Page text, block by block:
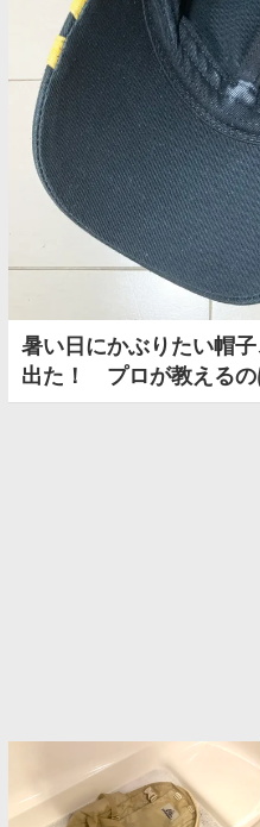
暑い日にかぶりたい帽
出た！ プロが教えるの